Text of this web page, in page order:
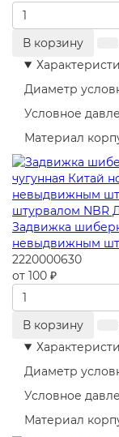
В корзину
Диаметр
Условное
Материал
Задвижка
невыдвижным
2220000630
от 100 ₽
В корзину
Диаметр
Условное
Материал